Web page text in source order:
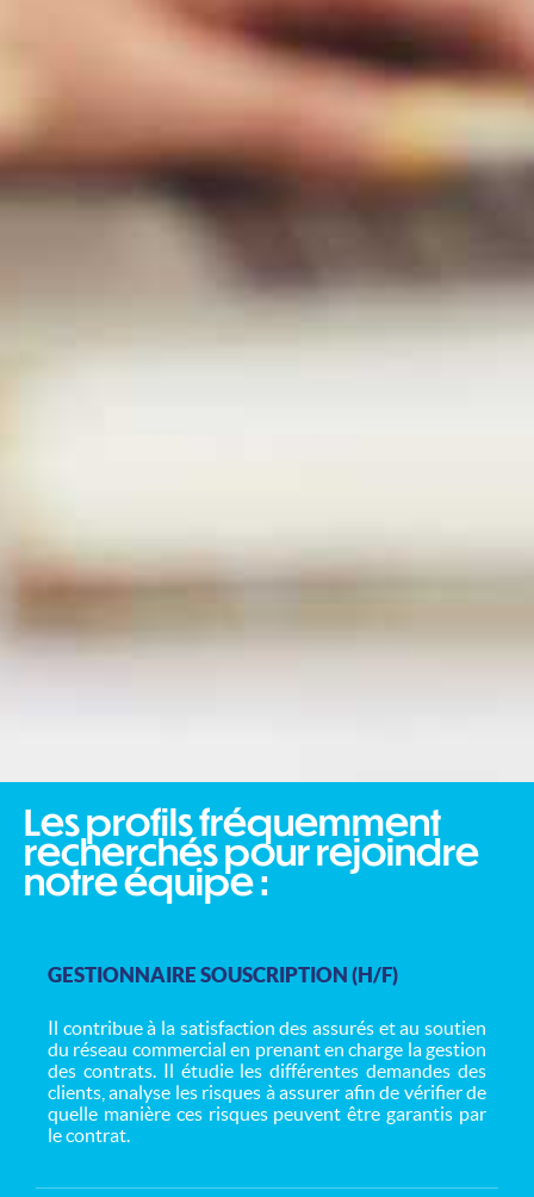
Les profils fréquemment
recherchés pour rejoindre
notre équipe :
GESTIONNAIRE SOUSCRIPTION (H/F)
Il contribue à la satisfaction des assurés et au soutien
du réseau commercial en prenant en charge la gestion
des contrats. Il étudie les différentes demandes des
clients, analyse les risques à assurer afin de vérifier de
quelle manière ces risques peuvent être garantis par
le contrat.